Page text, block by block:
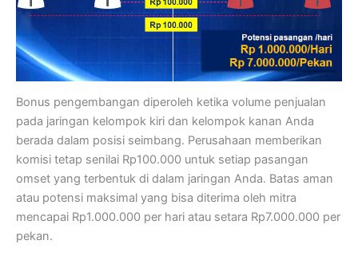
Bonus pengembangan diperoleh ketika volume penjualan
pada jaringan kelompok kiri dan kelompok kanan Anda
berada dalam posisi seimbang. Perusahaan memberikan
komisi tetap senilai Rp100.000 untuk setiap pasangan
omset yang terbentuk di dalam jaringan Anda. Batas aman
atau potensi maksimal yang bisa diterima oleh mitra
mencapai Rp1.000.000 per hari atau setara Rp7.000.000 per
pekan.